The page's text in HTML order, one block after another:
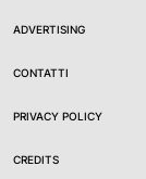
ADVERTISING
CONTATTI
PRIVACY POLICY
CREDITS